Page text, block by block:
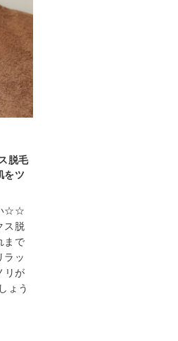
脱毛
をツ
☆☆
ス脱
まで
ラッ
リが
ょう